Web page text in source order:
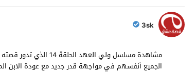
3sk
مشاهدة مسلسل ولي
الجميع أنفسهم في مواجهة قدر جديد مع عودة الابن